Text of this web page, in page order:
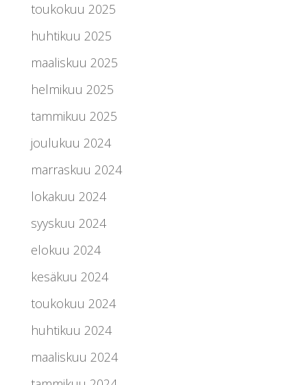
toukokuu 2025
huhtikuu 2025
maaliskuu 2025
helmikuu 2025
tammikuu 2025
joulukuu 2024
marraskuu 2024
lokakuu 2024
syyskuu 2024
elokuu 2024
kesäkuu 2024
toukokuu 2024
huhtikuu 2024
maaliskuu 2024